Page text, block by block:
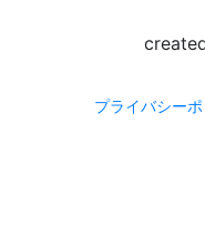
プライバシー